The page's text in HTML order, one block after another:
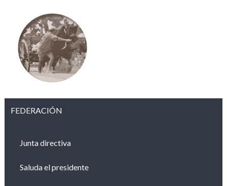
FEDERACIÓN
Junta directiva
Saluda el presidente